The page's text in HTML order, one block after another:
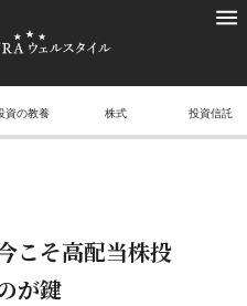
資の教養 株式 投資信託
こそ高配当株投
が鍵